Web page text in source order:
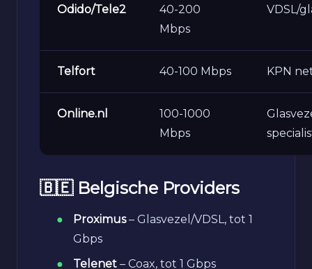
Odido/Tele2
40-200
Mbps
VDSL/
Telfort 40-100 Mbps KPN
Online.nl
100-1000
Mbps
🇧🇪 Belgische Providers
Proximus– Glasvezel/VDSL, tot 1
Gbps
Telenet – Coax, tot 1 Gbps